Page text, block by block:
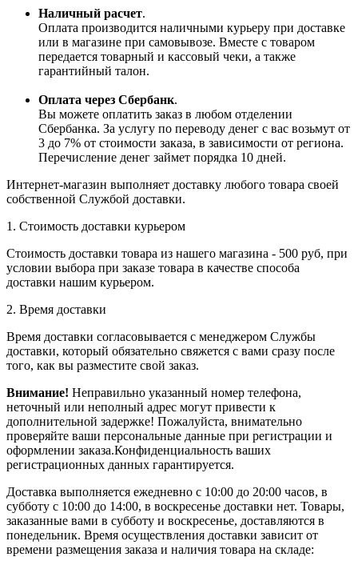
Наличный расчет.
Оплата производится наличными курьеру при доставке
или в магазине при самовывозе. Вместе с товаром
передается товарный и кассовый чеки, а также
гарантийный талон.
Оплата через Сбербанк.
Вы можете оплатить заказ в любом отделении
Сбербанка. За услугу по переводу денег с вас возьмут от
3 до 7% от стоимости заказа, в зависимости от региона.
Перечисление денег займет порядка 10 дней.
Интернет-магазин выполняет доставку любого товара своей
собственной Службой доставки.
1. Стоимость доставки курьером
Стоимость доставки товара из нашего магазина - 500 руб, при
условии выбора при заказе товара в качестве способа
доставки нашим курьером.
2. Время доставки
Время доставки согласовывается с менеджером Службы
доставки, который обязательно свяжется с вами сразу после
того, как вы разместите свой заказ.
Внимание! Неправильно указанный номер телефона,
неточный или неполный адрес могут привести к
дополнительной задержке! Пожалуйста, внимательно
проверяйте ваши персональные данные при регистрации и
оформлении заказа.Конфиденциальность ваших
регистрационных данных гарантируется.
Доставка выполняется ежедневно с 10:00 до 20:00 часов, в
субботу с 10:00 до 14:00, в воскресенье доставки нет. Товары,
заказанные вами в субботу и воскресенье, доставляются в
понедельник. Время осуществления доставки зависит от
времени размещения заказа и наличия товара на складе: